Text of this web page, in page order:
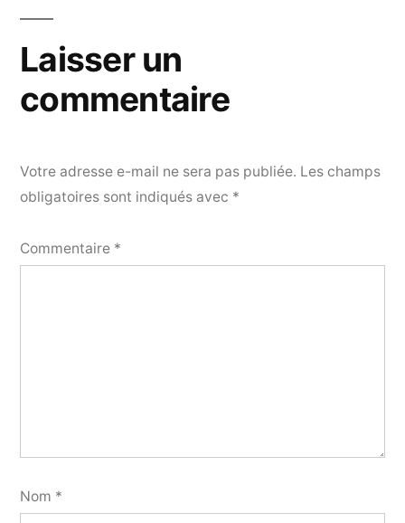
Laisser un
commentaire
Votre adresse e-mail ne sera pas publiée. Les champs
obligatoires sont indiqués avec *
Commentaire *
Nom *